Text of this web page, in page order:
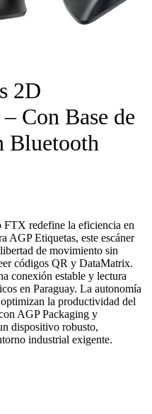
2D
Con Base de
Bluetooth
redefine la eficiencia en
AGP Etiquetas, este escáner
de movimiento sin
códigos QR y DataMatrix.
conexión estable y lectura
en Paraguay. La autonomía
la productividad del
AGP Packaging y
dispositivo robusto,
industrial exigente.